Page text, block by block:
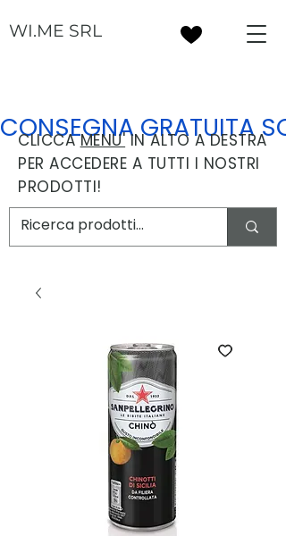
WI.ME SRL
CONSEGNA GRATUITA
CLICCAMENU' IN ALTO A DESTRA
PER ACCEDERE A TUTTI I NOSTRI
PRODOTTI!